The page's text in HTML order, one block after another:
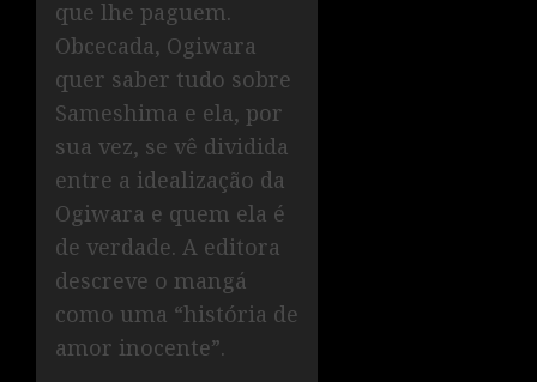
que lhe paguem.
Obcecada, Ogiwara
quer saber tudo sobre
Sameshima e ela, por
sua vez, se vê dividida
entre a idealização da
Ogiwara e quem ela é
de verdade. A editora
descreve o mangá
como uma “história de
amor inocente”.